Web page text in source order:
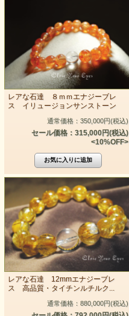
レアな石達 ８ｍｍエナジーブレ
ス イリュージョンサンストーン
通常価格：350,000円(税込)
セール価格：315,000円(税込)
<10%OFF>
レアな石達 12mmエナジーブレ
ス 高品質・タイチンルチルク...
通常価格：880,000円(税込)